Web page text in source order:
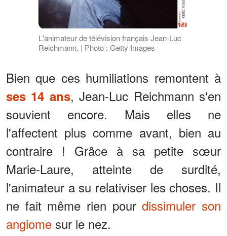
L'animateur de télévision français Jean-Luc
Reichmann. | Photo : Getty Images
Bien que ces humiliations remontent à
ses 14 ans, Jean-Luc Reichmann s'en
souvient encore. Mais elles ne
l'affectent plus comme avant, bien au
contraire ! Grâce à sa petite sœur
Marie-Laure, atteinte de surdité,
l'animateur a su relativiser les choses. Il
ne fait même rien pourdissimuler son
angiome sur le nez.